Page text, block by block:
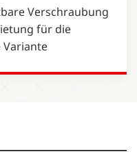
Verschraubung
für die